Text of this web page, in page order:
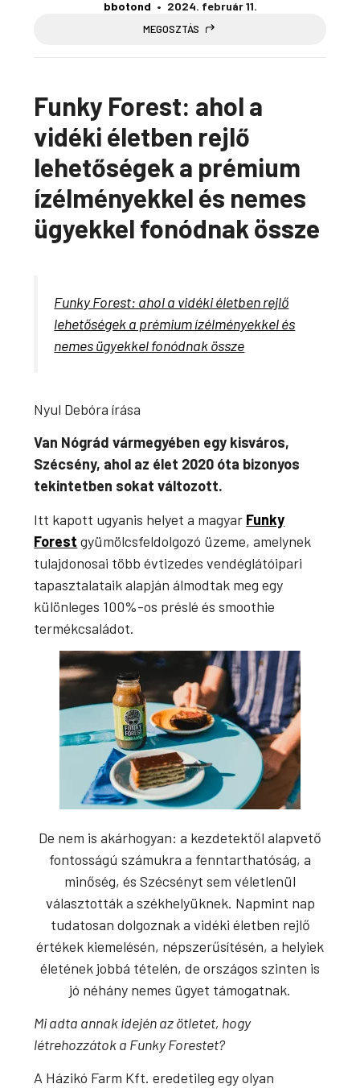
bbotond 2024. február 11.
MEGOSZTÁS
Funky Forest: ahol a
vidéki életben rejlő
lehetőségek a prémium
ízélményekkel és nemes
ügyekkel fonódnak össze
Funky Forest: ahol a vidéki életben rejlő
lehetőségek a prémium ízélményekkel és
nemes ügyekkel fonódnak össze
Nyul Debóra írása
Van Nógrád vármegyében egy kisváros,
Szécsény, ahol az élet 2020 óta bizonyos
tekintetben sokat változott.
Itt kapott ugyanis helyet a magyar Funky
Forest gyümölcsfeldolgozó üzeme, amelynek
tulajdonosai több évtizedes vendéglátóipari
tapasztalataik alapján álmodtak meg egy
különleges 100%-os préslé és smoothie
termékcsaládot.
De nem is akárhogyan: a kezdetektől alapvető
fontosságú számukra a fenntarthatóság, a
minőség, és Szécsényt sem véletlenül
választották a székhelyüknek. Napmint nap
tudatosan dolgoznak a vidéki életben rejlő
értékek kiemelésén, népszerűsítésén, a helyiek
életének jobbá tételén, de országos szinten is
jó néhány nemes ügyet támogatnak.
Mi adta annak idején az ötletet, hogy
létrehozzátok a Funky Forestet?
A Házikó Farm Kft. eredetileg egy olyan